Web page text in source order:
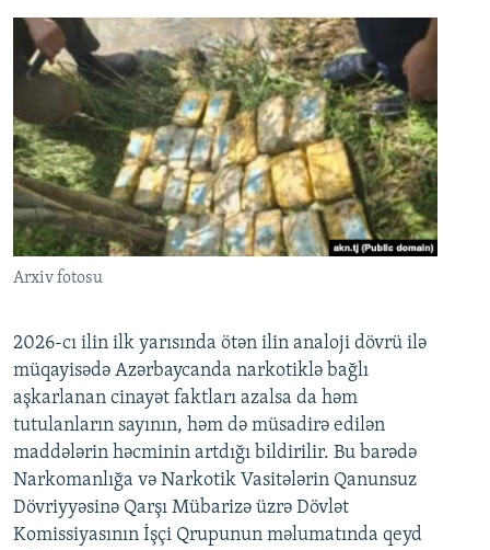
Arxiv fotosu
2026-cı ilin ilk yarısında ötən ilin analoji dövrü ilə
müqayisədə Azərbaycanda narkotiklə bağlı
aşkarlanan cinayət faktları azalsa da həm
tutulanların sayının, həm də müsadirə edilən
maddələrin həcminin artdığı bildirilir. Bu barədə
Narkomanlığa və Narkotik Vasitələrin Qanunsuz
Dövriyyəsinə Qarşı Mübarizə üzrə Dövlət
Komissiyasının İşçi Qrupunun məlumatında qeyd